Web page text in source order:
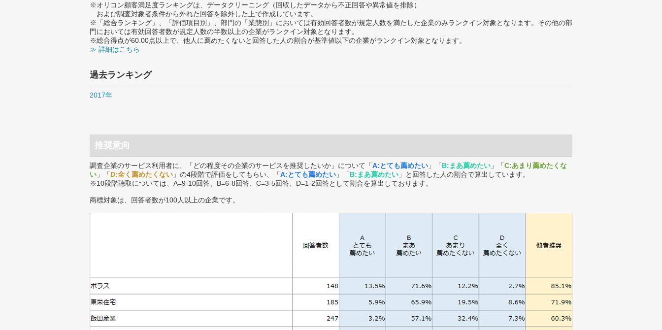
※オリコン顧客満足度ランキングは、データクリーニング（回収したデータから不正回答や異常値を排除）
および調査対象者条件から外れた回答を除外した上で作成しています。
※「総合ランキング」、「評価項目別」、部門の「業態別」においては有効回答者数が規定人数を満たした企業のみランクイン対象となります。その他の部
門においては有効回答者数が規定人数の半数以上の企業がランクイン対象となります。
※総合得点が60.00点以上で、他人に薦めたくないと回答した人の割合が基準値以下の企業がランクイン対象となります。
≫ 詳細はこちら
過去ランキング
2017年
推奨意向
調査企業のサービス利用者に、「どの程度その企業のサービスを推奨したいか」について「A:とても薦めたい 」「B:まあ薦めたい 」「C:あまり薦めたくな
い 」「D:全く薦めたくない 」の4段階で評価をしてもらい、「A:とても薦めたい 」「B:まあ薦めたい 」と回答した人の割合で算出しています。
※10段階聴取については、A=9-10回答、B=6-8回答、C=3-5回答、D=1-2回答として割合を算出しております。
商標対象は、回答者数が100人以上の企業です。